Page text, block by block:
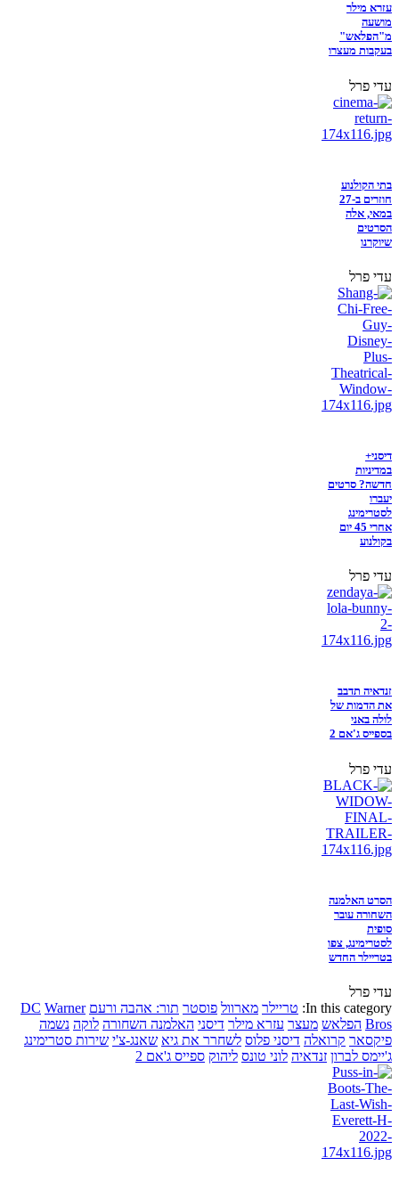
עזרא מילר
מושעה
מ"הפלאש"
בעקבות מעצרו
עדי פרל
בתי הקולנוע
חוזרים ב-27
במאי, אלה
הסרטים
שיוקרנו
עדי פרל
דיסני+
במדיניות
חדשה? סרטים
יעברו
לסטרימינג
אחרי 45 יום
בקולנוע
עדי פרל
זנדאיה תדבב
את הדמות של
לולה באני
בספייס ג'אם 2
עדי פרל
הסרט האלמנה
השחורה עובר
סופית
לסטרימינג, צפו
בטריילר החדש
עדי פרל
In this category: טריילר מארוול פוסטר תור: אהבה ורעם DC Warner
Bros הפלאש מעצר עזרא מילר דיסני האלמנה השחורה לוקה נשמה
פיקסאר קרואלה דיסני פלוס לשחרר את גיא שאנג-צ'י שירות סטרימינג
ג'יימס לברון זנדאיה לוני טונס ליהוק ספייס ג'אם 2